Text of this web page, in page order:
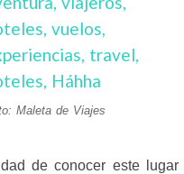
Maleta de Viajes
de conocer este